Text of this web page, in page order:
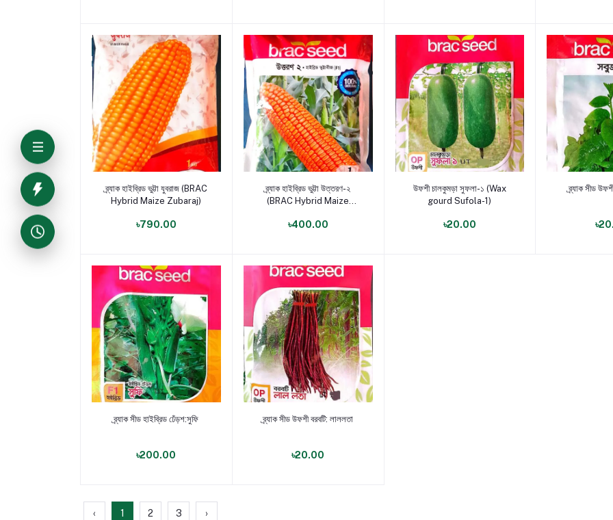
পণ্য যোগ করুন
ব্র্যাক হাইব্রিড ভুট্টা যুবরাজ (BRAC
Hybrid Maize Zubaraj)
৳790.00
পণ্য যোগ করুন
ব্র্যাক হাইব্রিড ভুট্টা উত্তরণ-২
(BRAC Hybrid Maize
৳400.00
পণ্য যোগ করুন
উফশী চালকুমড়া সুফলা-১ (Wax
gourd Sufola-1)
৳20.00
পণ্য
ব্র্যাক সীড
পণ্য যোগ করুন
ব্র্যাক সীড হাইব্রিড ঢেঁড়শ:সুফি
৳200.00
পণ্য যোগ করুন
ব্র্যাক সীড উফশী বরবটি: লাললতা
৳20.00
‹ 1 2 3 ›